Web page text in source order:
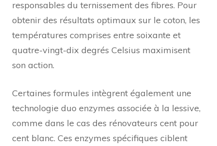
responsables du ternissement des fibres. Pour
obtenir des résultats optimaux sur le coton, les
températures comprises entre soixante et
quatre-vingt-dix degrés Celsius maximisent
son action.
Certaines formules intègrent également une
technologie duo enzymes associée à la lessive,
comme dans le cas des rénovateurs cent pour
cent blanc. Ces enzymes spécifiques ciblent